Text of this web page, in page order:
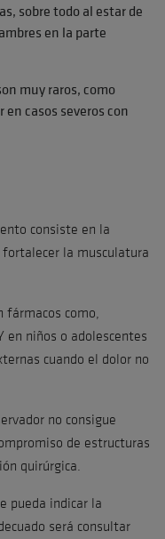
sobre todo al estar de
en la parte
muy raros, como
casos severos con
consiste en la
la musculatura
fármacos como,
en niños o adolescentes
cuando el dolor no
no consigue
de estructuras
quirúrgica.
pueda indicar la
será consultar